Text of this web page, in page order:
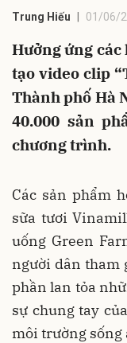
Trung Hiếu 01/06/
Hưởng ứng
tạo video clip
Thành phố Hà
40.000 sản
chương trình.
Các sản phẩm
sữa tươi
uống Green
người dân tham
phần lan tỏa
sự chung tay
môi trường